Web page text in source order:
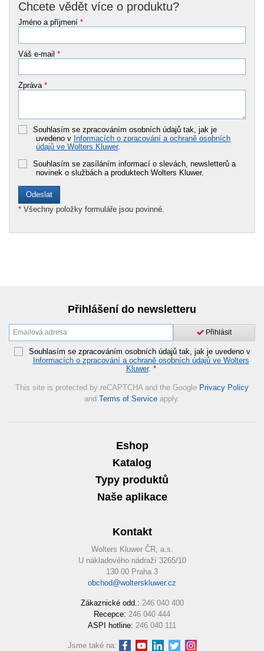
Chcete vědět více o produktu?
Jméno a příjmení *
Váš e-mail *
Zpráva *
Souhlasím se zpracováním osobních údajů tak, jak je
uvedeno v Informacích o zpracování a ochraně osobních
údajů ve Wolters Kluwer.
Souhlasím se zasíláním informací o slevách, newsletterů a
novinek o službách a produktech Wolters Kluwer.
* Všechny položky formuláře jsou povinné.
Přihlášení do newsletteru
Přihlásit
Souhlasím se zpracováním osobních údajů tak, jak je uvedeno v
Informacích o zpracování a ochraně osobních údajů ve Wolters
Kluwer. *
This site is protected by reCAPTCHA and the Google Privacy Policy
and Terms of Service apply.
Eshop
Katalog
Typy produktů
Naše aplikace
Kontakt
Wolters Kluwer ČR, a.s.
U nákladového nádraží 3265/10
130 00 Praha 3
obchod@wolterskluwer.cz
Zákaznické odd.: 246 040 400
Recepce: 246 040 444
ASPI hotline: 246 040 111
Jsme také na: